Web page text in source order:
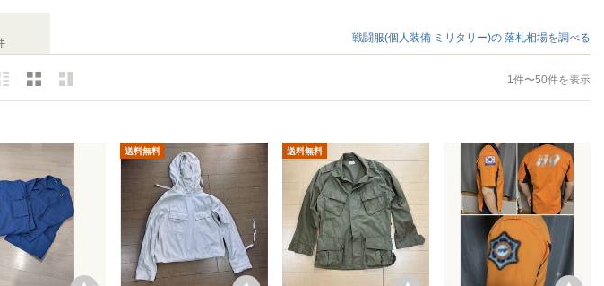
戦闘服(個人装備 ミリタリー)の 落札相場を調べる
1件〜50件を表示
送料無料 送料無料